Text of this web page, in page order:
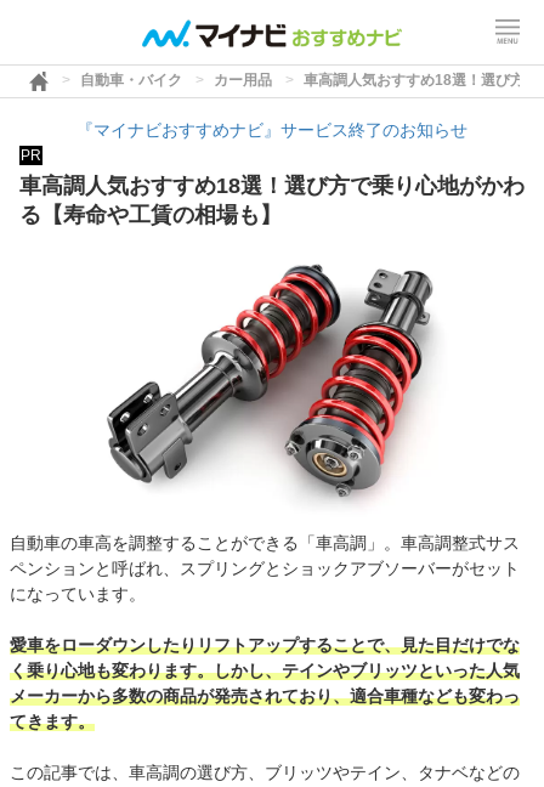
自動車・バイク カー用品 車高調人気おすすめ18選！選び方
『マイナビおすすめナビ』サービス終了のお知らせ
PR
車高調人気おすすめ18選！選び方で乗り心地がかわ
る【寿命や工賃の相場も】
自動車の車高を調整することができる「車高調」。車高調整式サス
ペンションと呼ばれ、スプリングとショックアブソーバーがセット
になっています。
愛車をローダウンしたりリフトアップすることで、見た目だけでな
く乗り心地も変わります。しかし、テインやブリッツといった人気
メーカーから多数の商品が発売されており、適合車種なども変わっ
てきます。
この記事では、車高調の選び方、ブリッツやテイン、タナベなどの